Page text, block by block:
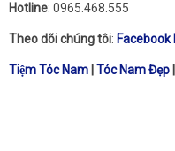
Hotline: 0965.468.555
Theo dõi chúng tôi: Facebook
Tiệm Tóc Nam Tóc Nam Đẹp